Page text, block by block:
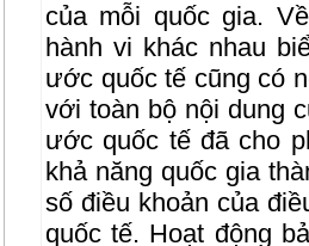
của mỗi quốc gia.
hành vi khác nhau
ước quốc tế cũng có
với toàn bộ nội dung
ước quốc tế đã cho
khả năng quốc gia
số điều khoản của
quốc tế. Hoạt động